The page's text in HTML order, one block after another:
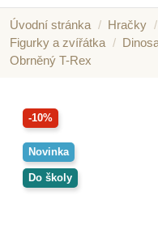
Úvodní stránka Hračky
Figurky a zvířátka
Obrněný T-Rex
-10%
Novinka
Do školy